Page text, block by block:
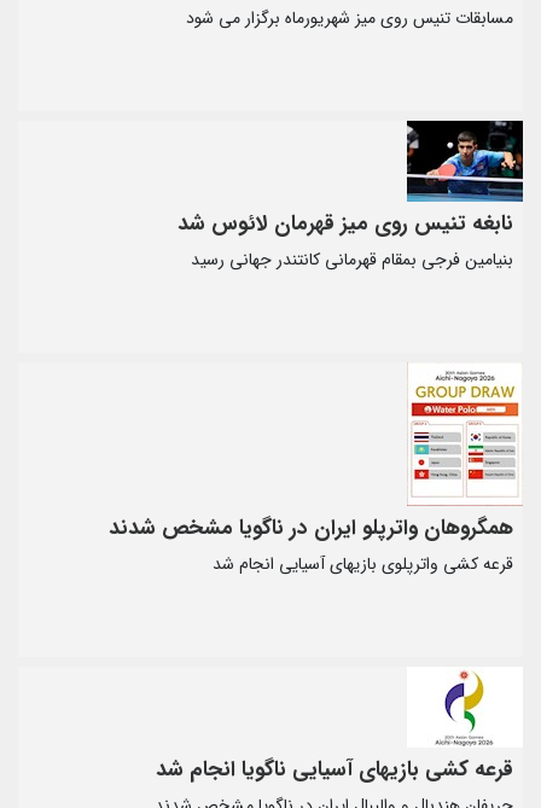
تنیس روی میز شهریورماه برگزار می شود
تنیس روی میز قهرمان لائوس شد
فرجی بمقام قهرمانی کانتندر جهانی رسید
واترپلو ایران در ناگویا مشخص شدند
کشی واترپلوی بازیهای آسیایی انجام شد
کشی بازیهای آسیایی ناگویا انجام شد